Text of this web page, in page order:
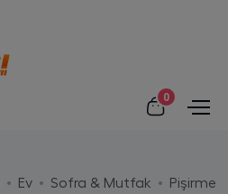
0
Ev Sofra & Mutfak Pişirme